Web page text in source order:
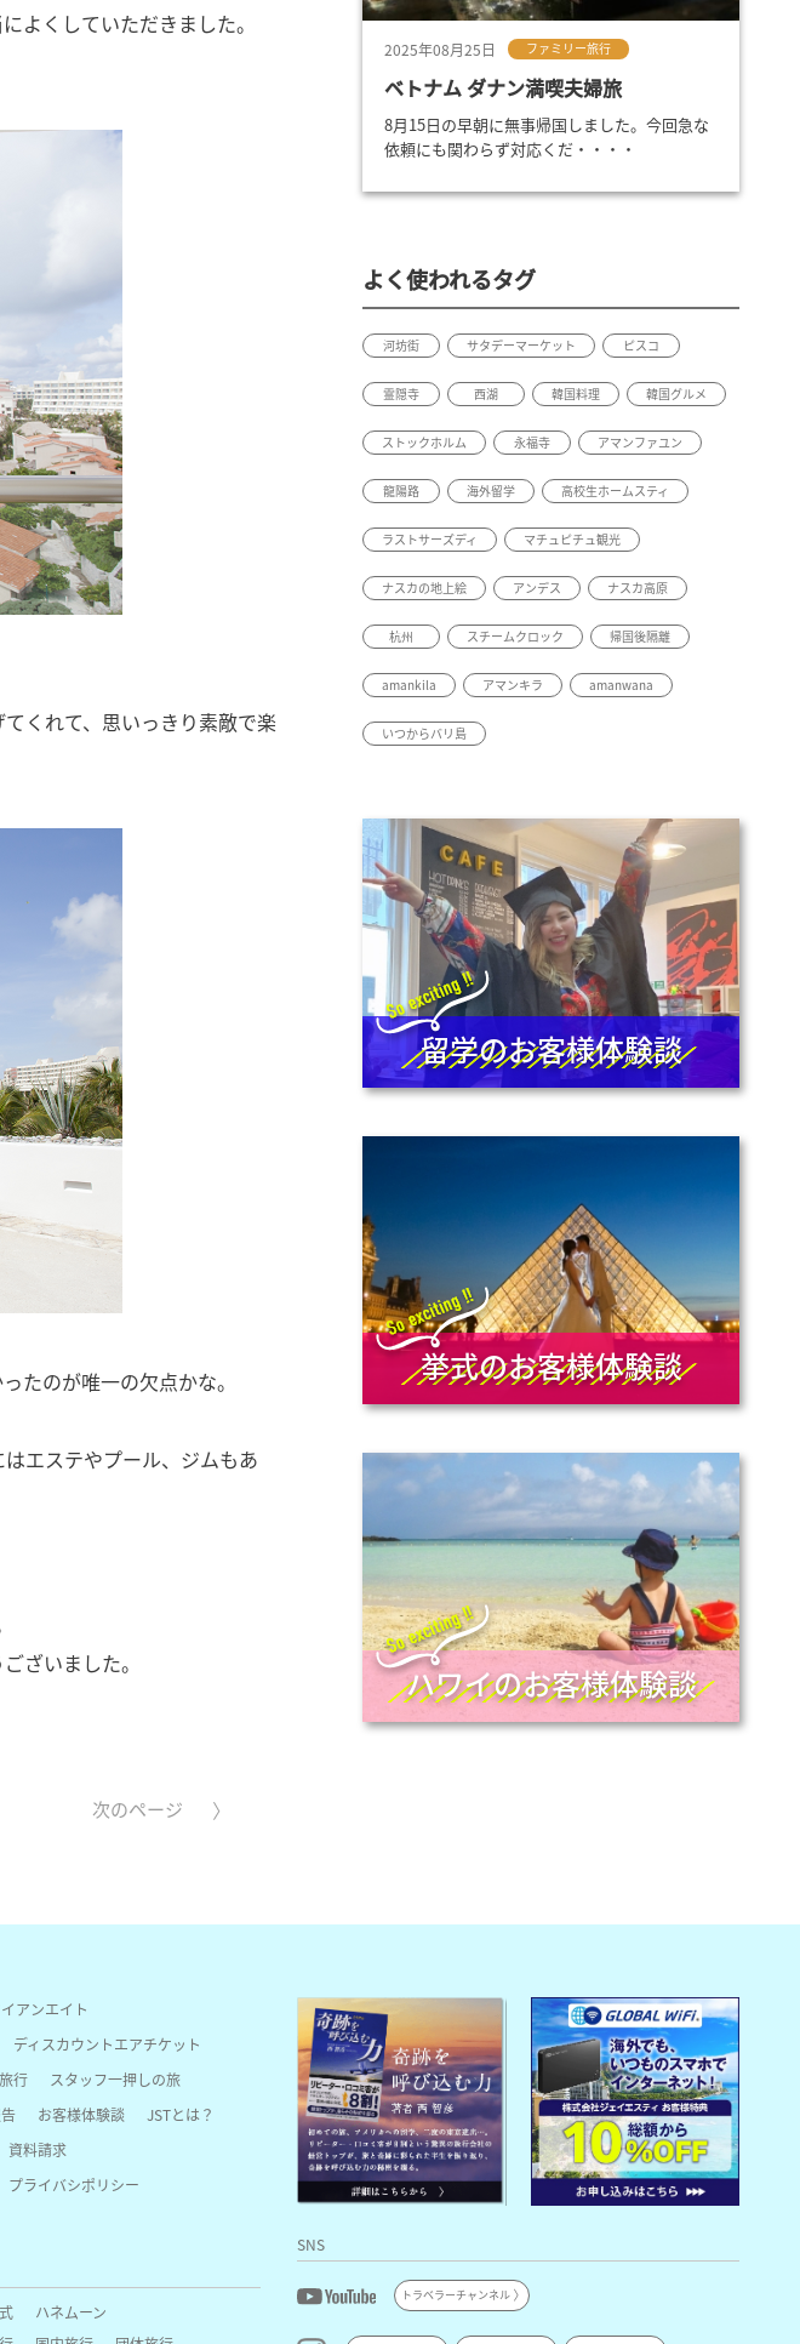
よくしていただきました。
くれて、思いっきり素敵で楽
たのが唯一の欠点かな。
エステやプール、ジムもあ
ざいました。
次のページ
2025年08月25日 ファミリー旅行
ベトナム ダナン満喫夫婦旅
8月15日の早朝に無事帰国しました。今回急な
依頼にも関わらず対応くだ・・・・
よく使われるタグ
河坊街 サタデーマーケット ピスコ
霊隠寺 西湖 韓国料理 韓国グルメ
ストックホルム 永福寺 アマンファユン
龍陽路 海外留学 高校生ホームスティ
ラストサーズディ マチュピチュ観光
ナスカの地上絵 アンデス ナスカ高原
杭州 スチームクロック 帰国後隔離
amankila アマンキラ amanwana
いつからバリ島
留学のお客様体験談
挙式のお客様体験談
ハワイのお客様体験談
アンエイト
ディスカウントエアチケット
行
スタッフ一押しの旅
お客様体験談
JSTとは？
資料請求
プライバシポリシー
ハネムーン
SNS
トラベラーチャンネル